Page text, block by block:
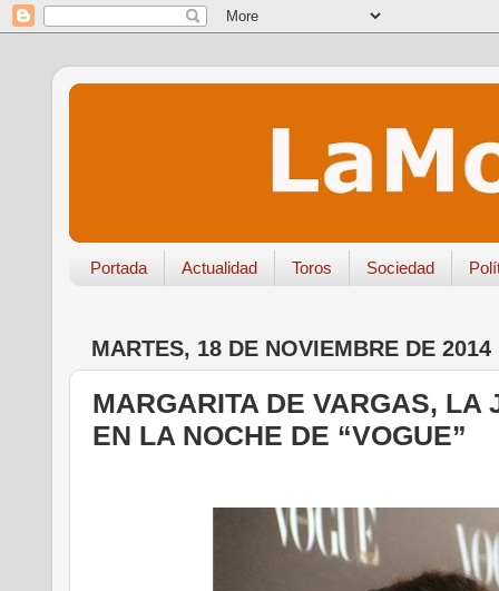
Portada Actualidad Toros Sociedad
MARTES, 18 DE NOVIEMBRE DE 2014
MARGARITA DE VARGAS, LA
EN LA NOCHE DE “VOGUE”